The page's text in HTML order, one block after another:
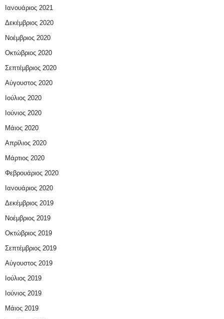
Ιανουάριος 2021
Δεκέμβριος 2020
Νοέμβριος 2020
Οκτώβριος 2020
Σεπτέμβριος 2020
Αύγουστος 2020
Ιούλιος 2020
Ιούνιος 2020
Μάιος 2020
Απρίλιος 2020
Μάρτιος 2020
Φεβρουάριος 2020
Ιανουάριος 2020
Δεκέμβριος 2019
Νοέμβριος 2019
Οκτώβριος 2019
Σεπτέμβριος 2019
Αύγουστος 2019
Ιούλιος 2019
Ιούνιος 2019
Μάιος 2019